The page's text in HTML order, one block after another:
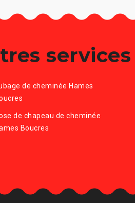
services
de cheminée Hames
de chapeau de cheminée
Boucres